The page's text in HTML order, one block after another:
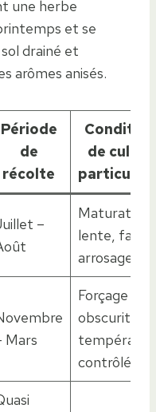
une herbe
et se
drainé et
arômes anisés.
Période
de
récolte
de
–
Maturation
lente, faible
arrosage
Mars
Forçage en
obscurité,
contrôlée